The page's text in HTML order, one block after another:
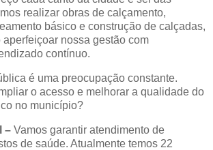
realizar obras de calçamento,
básico e construção de calçadas,
nossa gestão com
contínuo.
é uma preocupação constante.
o acesso e melhorar a qualidade do
no município?
– Vamos garantir atendimento de
de saúde. Atualmente temos 22